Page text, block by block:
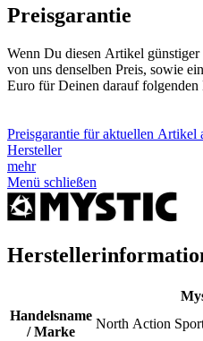
Preisgarantie
Wenn Du diesen Artikel
von uns denselben Preis, sowie
Euro für Deinen darauf folgenden
Preisgarantie für aktuellen Artikel
Hersteller
mehr
Menü schließen
Handelsname
/ Marke
North Action